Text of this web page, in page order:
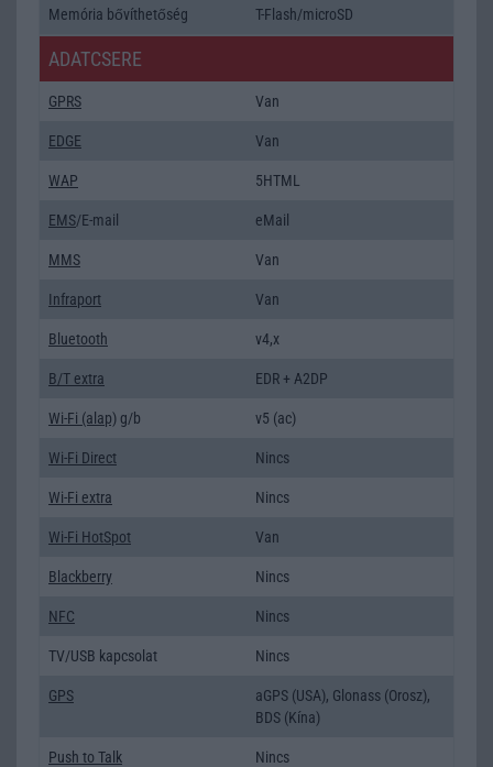
Memória bővíthetőség T-Flash/microSD
ADATCSERE
GPRS Van
EDGE Van
WAP 5HTML
EMS/E-mail eMail
MMS Van
Infraport Van
Bluetooth v4,x
B/T extra EDR + A2DP
Wi-Fi (alap) g/b v5 (ac)
Wi-Fi Direct Nincs
Wi-Fi extra Nincs
Wi-Fi HotSpot Van
Blackberry Nincs
NFC Nincs
TV/USB kapcsolat Nincs
GPS
aGPS (USA), Glonass (Orosz),
BDS (Kína)
Push to Talk Nincs